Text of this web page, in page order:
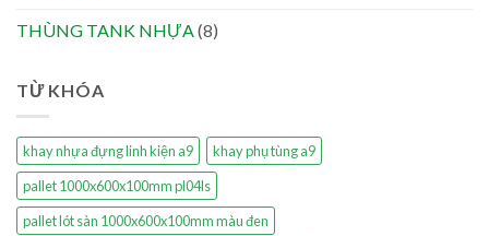
THÙNG TANK NHỰA (8)
TỪ KHÓA
khay nhựa đựng linh kiện a9
khay phụ tùng a9
pallet 1000x600x100mm pl04ls
pallet lót sàn 1000x600x100mm màu đen